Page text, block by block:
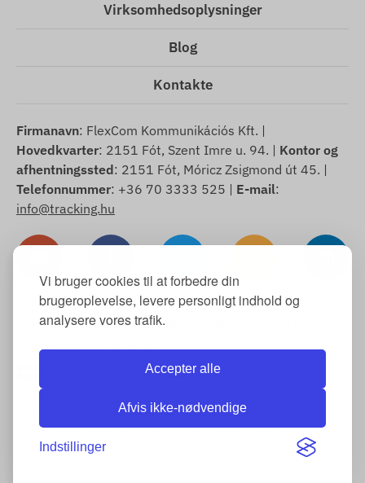
Vi bruger cookies til at forbedre din
brugeroplevelse, levere personligt indhold og
analysere vores trafik.
Accepter alle
Afvis ikke-nødvendige
Indstillinger
Virksomhedsoplysninger
Blog
Kontakte
Firmanavn: FlexCom Kommunikációs Kft. |
Hovedkvarter: 2151 Fót, Szent Imre u. 94. | Kontor og
afhentningssted: 2151 Fót, Móricz Zsigmond út 45. |
Telefonnummer: +36 70 3333 525 | E-mail:
info@tracking.hu
Ophavsret © 2025 FlexCom Communications Ltd., Alle
Amerikanske dollar
Cookie-meddelelse
Eksempel på fortrydelsesformular
Fortrydelsesret-Leveringsinformation-Almindelige
forretningsbetingelser